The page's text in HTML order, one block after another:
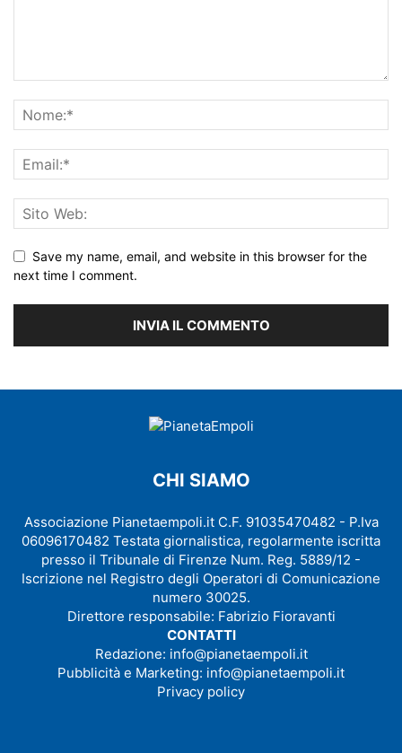
Save my name, email, and website in this browser for the
next time I comment.
CHI SIAMO
Associazione Pianetaempoli.it C.F. 91035470482 - P.Iva
06096170482 Testata giornalistica, regolarmente iscritta
presso il Tribunale di Firenze Num. Reg. 5889/12 -
Iscrizione nel Registro degli Operatori di Comunicazione
numero 30025.
Direttore responsabile: Fabrizio Fioravanti
CONTATTI
Redazione: info@pianetaempoli.it
Pubblicità e Marketing: info@pianetaempoli.it
Privacy policy